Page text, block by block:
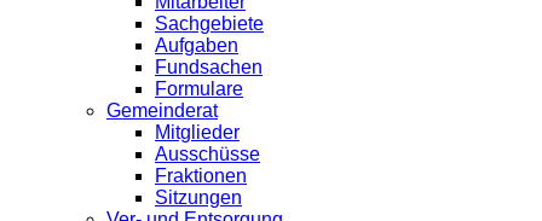
Sachgebiete
Aufgaben
Fundsachen
Formulare
Gemeinderat
Mitglieder
Ausschüsse
Fraktionen
Sitzungen